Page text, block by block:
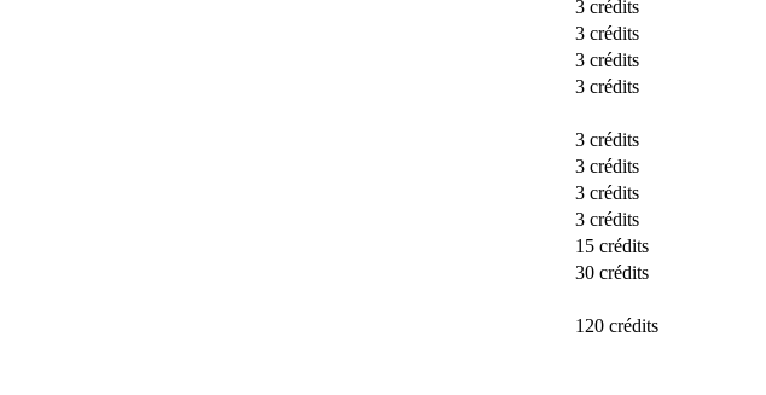
3 crédits
3 crédits
3 crédits
3 crédits
3 crédits
3 crédits
3 crédits
3 crédits
15 crédits
30 crédits
120 crédits